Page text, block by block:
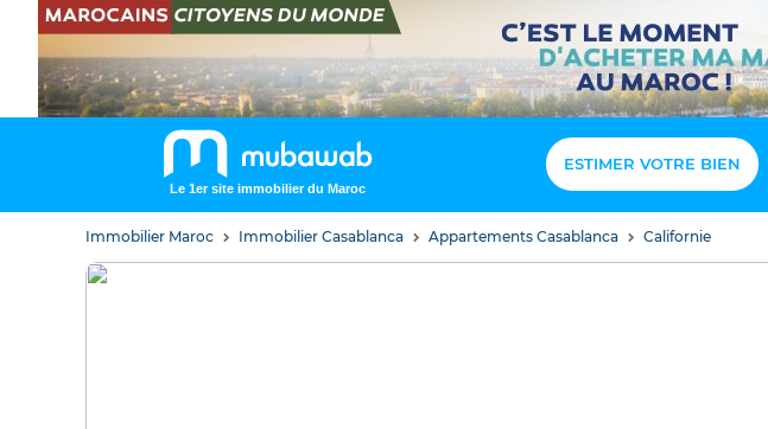
Le 1er site immobilier du Maroc
ESTIMER VOTRE BIEN
Immobilier Maroc Immobilier Casablanca Appartements Casablanca Californie